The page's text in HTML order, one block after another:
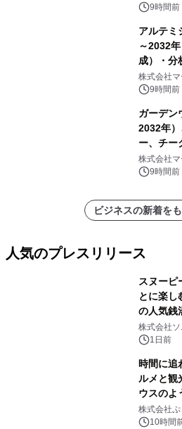
他）・分
9時間前
アルテミ
～2032
成）・分
株式会社
9時間前
ガーデン
2032年
ー、チー
レポート
株式会社
9時間前
ビジネスの新着を
人気のプレスリリース
スヌーピ
とに楽
の人気銭
ラボレ
ボグッズ
株式会社
1日前
時間に追
ルメと観
ウスのよ
サウナも
得な素泊
株式会社
10時間